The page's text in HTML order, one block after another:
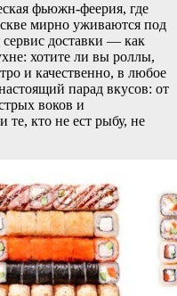
фьюжн-феерия, где
мирно уживаются под
доставки — как
хотите ли вы роллы,
и качественно, в любое
парад вкусов: от
воков и
те, кто не ест рыбу, не